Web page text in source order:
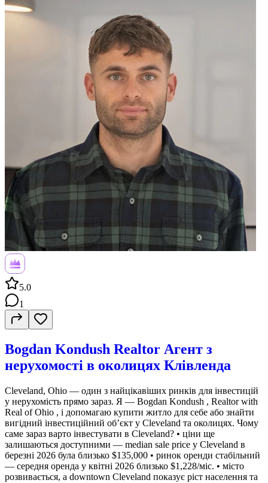
5.0
1
Bogdan Kondush Realtor Агент з
нерухомості в околицях Клівлендa
Cleveland, Ohio — один з найцікавіших ринків для інвестицій
у нерухомість прямо зараз. Я — Bogdan Kondush , Realtor with
Real of Ohio , і допомагаю купити житло для себе або знайти
вигідний інвестиційний об’єкт у Cleveland та околицях. Чому
саме зараз варто інвестувати в Cleveland? • ціни ще
залишаються доступними — median sale price у Cleveland в
березні 2026 була близько $135,000 • ринок оренди стабільний
— середня оренда у квітні 2026 близько $1,228/міс. • місто
розвивається, а downtown Cleveland показує ріст населення та